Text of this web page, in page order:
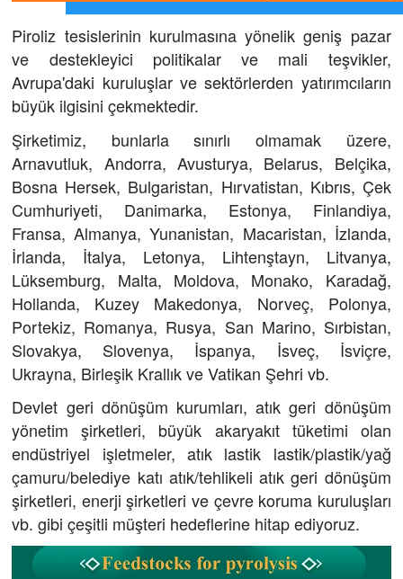
Piroliz tesislerinin kurulmasına yönelik geniş pazar
ve destekleyici politikalar ve mali teşvikler,
Avrupa'daki kuruluşlar ve sektörlerden yatırımcıların
büyük ilgisini çekmektedir.
Şirketimiz, bunlarla sınırlı olmamak üzere,
Arnavutluk, Andorra, Avusturya, Belarus, Belçika,
Bosna Hersek, Bulgaristan, Hırvatistan, Kıbrıs, Çek
Cumhuriyeti, Danimarka, Estonya, Finlandiya,
Fransa, Almanya, Yunanistan, Macaristan, İzlanda,
İrlanda, İtalya, Letonya, Lihtenştayn, Litvanya,
Lüksemburg, Malta, Moldova, Monako, Karadağ,
Hollanda, Kuzey Makedonya, Norveç, Polonya,
Portekiz, Romanya, Rusya, San Marino, Sırbistan,
Slovakya, Slovenya, İspanya, İsveç, İsviçre,
Ukrayna, Birleşik Krallık ve Vatikan Şehri vb.
Devlet geri dönüşüm kurumları, atık geri dönüşüm
yönetim şirketleri, büyük akaryakıt tüketimi olan
endüstriyel işletmeler, atık lastik lastik/plastik/yağ
çamuru/belediye katı atık/tehlikeli atık geri dönüşüm
şirketleri, enerji şirketleri ve çevre koruma kuruluşları
vb. gibi çeşitli müşteri hedeflerine hitap ediyoruz.